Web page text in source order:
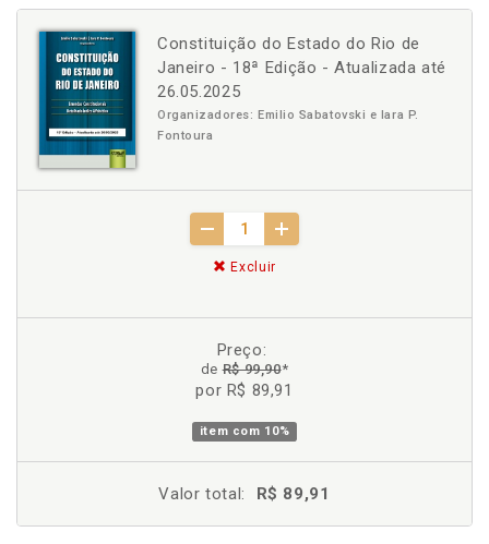
Constituição do Estado do Rio de
Janeiro - 18ª Edição - Atualizada até
26.05.2025
Organizadores: Emilio Sabatovski e Iara P.
Fontoura
Excluir
Preço:
deR$ 99,90*
por R$ 89,91
item com 10%
Valor total: R$ 89,91